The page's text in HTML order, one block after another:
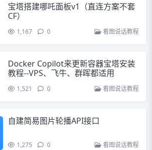
宝塔搭建哪吒面板v1（直连方案不套
CF）
1,167 0 看图说话教程
Docker Copilot来更新容器宝塔安装
教程--VPS、飞牛、群晖都适用
1,521 0 看图说话教程
自建简易图片轮播API接口
1,275 0 看图说话教程